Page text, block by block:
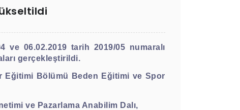
ve 06.02.2019 tarih 2019/05 numaralı
gerçekleştirildi.
Eğitimi Bölümü Beden Eğitimi ve Spor
ve Pazarlama Anabilim Dalı,